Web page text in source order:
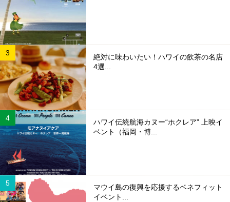
絶対に味わいたい！ハワイの飲茶の名店
4選...
ハワイ伝統航海カヌー“ホクレア” 上映イ
ベント（福岡・博...
マウイ島の復興を応援するベネフィット
イベント...